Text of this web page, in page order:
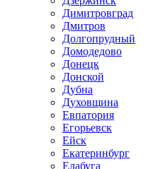
Димитровград
Дмитров
Долгопрудный
Домодедово
Донецк
Донской
Дубна
Духовщина
Евпатория
Егорьевск
Ейск
Екатеринбург
Елабуга